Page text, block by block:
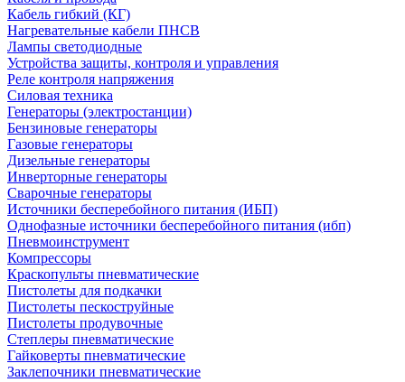
Кабель гибкий (КГ)
Нагревательные кабели ПНСВ
Лампы светодиодные
Устройства защиты, контроля и управления
Реле контроля напряжения
Силовая техника
Генераторы (электростанции)
Бензиновые генераторы
Газовые генераторы
Дизельные генераторы
Инверторные генераторы
Сварочные генераторы
Источники бесперебойного питания (ИБП)
Однофазные источники бесперебойного питания (ибп)
Пневмоинструмент
Компрессоры
Краскопульты пневматические
Пистолеты для подкачки
Пистолеты пескоструйные
Пистолеты продувочные
Степлеры пневматические
Гайковерты пневматические
Заклепочники пневматические